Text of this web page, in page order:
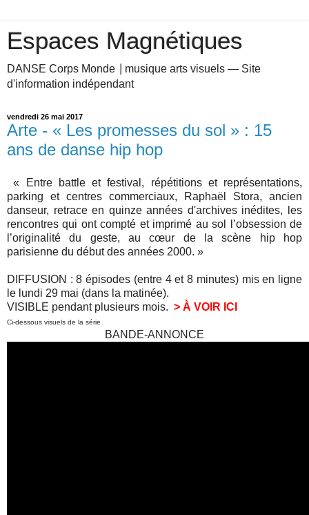
Espaces Magnétiques
DANSE Corps Monde ⎥ musique arts visuels — Site
d'information indépendant
vendredi 26 mai 2017
Arte - « Les promesses du sol » : 15
ans de danse hip hop
«
Entre battle et festival, répétitions et représentations,
parking et centres commerciaux, Raphaël Stora, ancien
danseur, retrace en quinze années d'archives inédites, les
rencontres qui ont compté et imprimé au sol l’obsession de
l’originalité du geste, au cœur de la scène hip hop
parisienne du début des années 2000. »
DIFFUSION : 8 épisodes (entre 4 et 8 minutes) mis en ligne
le lundi 29 mai (dans la matinée).
VISIBLE pendant plusieurs mois. > À VOIR ICI
Ci-dessous visuels de la série
BANDE-ANNONCE